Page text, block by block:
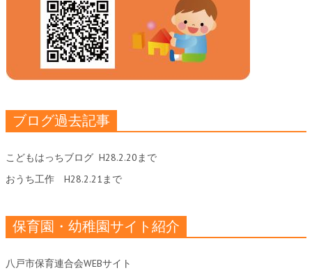
ブログ過去記事
こどもはっちブログ H28.2.20まで
おうち工作 H28.2.21まで
保育園・幼稚園サイト紹介
八戸市保育連合会WEBサイト